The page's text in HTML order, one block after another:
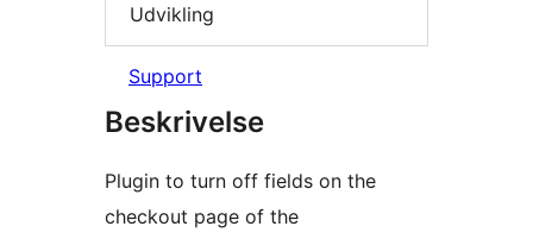
Udvikling
Support
Beskrivelse
Plugin to turn off fields on the
checkout page of the